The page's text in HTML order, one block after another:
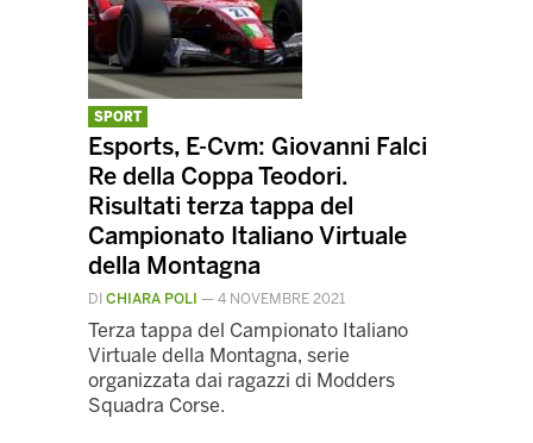
SPORT
Esports, E-Cvm: Giovanni Falci
Re della Coppa Teodori.
Risultati terza tappa del
Campionato Italiano Virtuale
della Montagna
DI CHIARA POLI — 4 NOVEMBRE 2021
Terza tappa del Campionato Italiano
Virtuale della Montagna, serie
organizzata dai ragazzi di Modders
Squadra Corse.